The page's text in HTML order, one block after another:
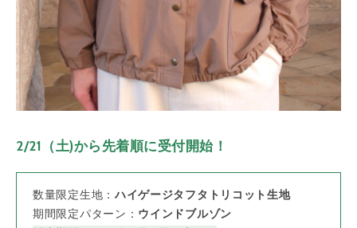
2/21（土)から先着順に受付開始！
数量限定生地： ハイゲージタフタトリコット生地
期間限定パターン： ウインドブルゾン